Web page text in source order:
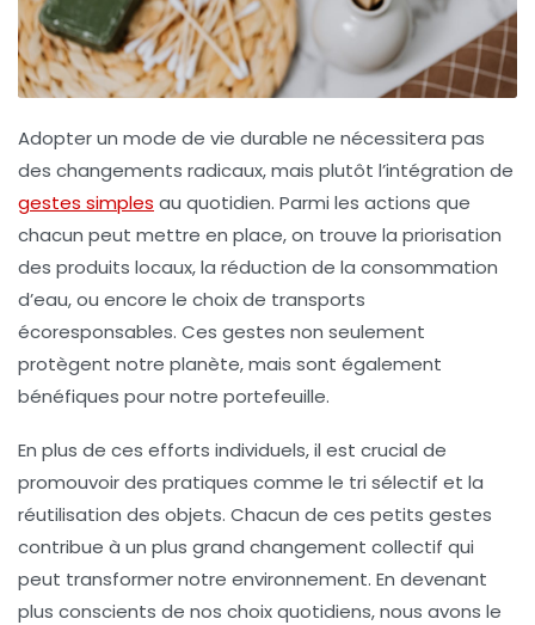
Adopter un mode de vie durable ne nécessitera pas
des changements radicaux, mais plutôt l’intégration de
gestes simples au quotidien. Parmi les actions que
chacun peut mettre en place, on trouve la priorisation
des produits locaux, la réduction de la consommation
d’eau, ou encore le choix de transports
écoresponsables. Ces gestes non seulement
protègent notre planète, mais sont également
bénéfiques pour notre portefeuille.
En plus de ces efforts individuels, il est crucial de
promouvoir des pratiques comme le tri sélectif et la
réutilisation des objets. Chacun de ces petits gestes
contribue à un plus grand changement collectif qui
peut transformer notre environnement. En devenant
plus conscients de nos choix quotidiens, nous avons le